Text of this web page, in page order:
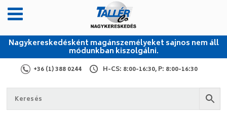
Nagykereskedésként magánszemélyeket sajnos nem áll
módunkban kiszolgálni.
+36 (1) 388 0244 H-CS: 8:00-16:30, P: 8:00-16:30